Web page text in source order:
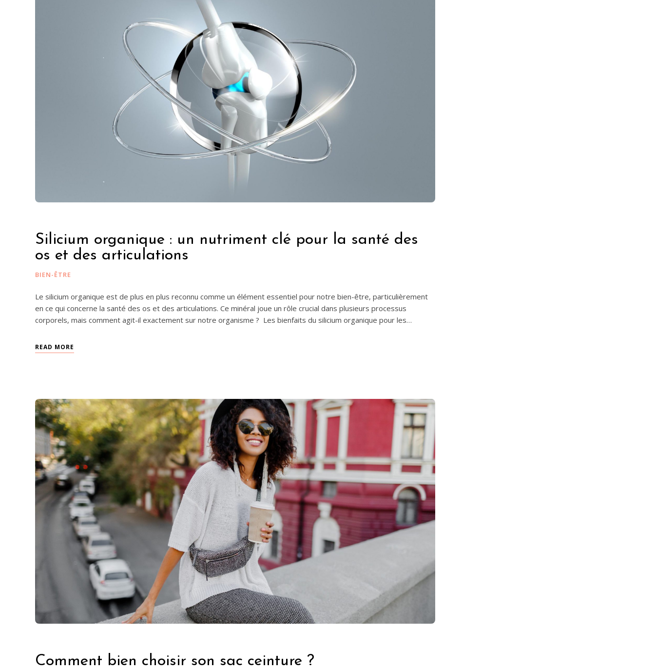
Silicium organique : un nutriment clé pour la santé des
os et des articulations
BIEN-ÊTRE
Le silicium organique est de plus en plus reconnu comme un élément essentiel pour notre bien-être, particulièrement
en ce qui concerne la santé des os et des articulations. Ce minéral joue un rôle crucial dans plusieurs processus
corporels, mais comment agit-il exactement sur notre organisme ? Les bienfaits du silicium organique pour les…
READ MORE
Comment bien choisir son sac ceinture ?